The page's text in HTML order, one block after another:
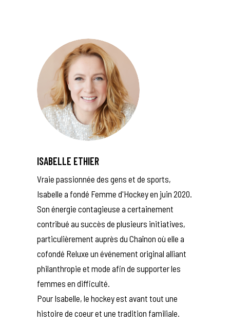
ISABELLE ETHIER
Vraie passionnée des gens et de sports,
Isabelle a fondé Femme d'Hockey en juin 2020.
Son énergie contagieuse a certainement
contribué au succès de plusieurs initiatives,
particulièrement auprès du Chaînon où elle a
cofondé Reluxe un événement original alliant
philanthropie et mode afin de supporter les
femmes en difficulté.
Pour Isabelle, le hockey est avant tout une
histoire de coeur et une tradition familiale.